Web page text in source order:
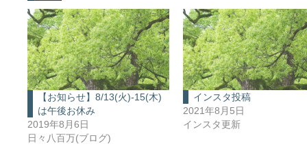
【お知らせ】8/13(火)-15(木)
は午後お休み
2019年8月6日
日々八百万(ブログ)
インスタ投稿
2021年8月5日
インスタ更新